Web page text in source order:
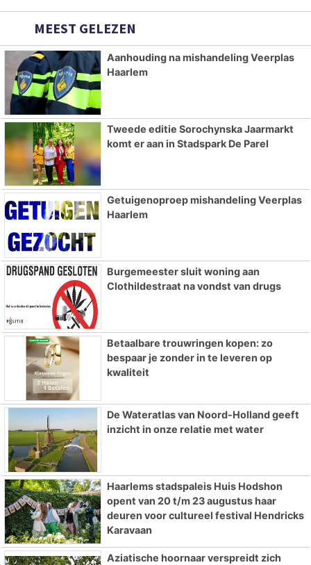
MEEST GELEZEN
Aanhouding na mishandeling Veerplas
Haarlem
Tweede editie Sorochynska Jaarmarkt
komt er aan in Stadspark De Parel
Getuigenoproep mishandeling Veerplas
Haarlem
Burgemeester sluit woning aan
Clothildestraat na vondst van drugs
Betaalbare trouwringen kopen: zo
bespaar je zonder in te leveren op
kwaliteit
De Wateratlas van Noord-Holland geeft
inzicht in onze relatie met water
Haarlems stadspaleis Huis Hodshon
opent van 20 t/m 23 augustus haar
deuren voor cultureel festival Hendricks
Karavaan
Aziatische hoornaar verspreidt zich